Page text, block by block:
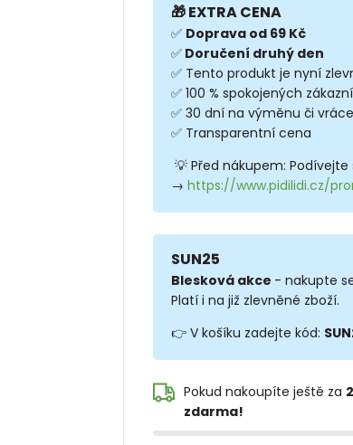
🎁 EXTRA CENA
✅ Doprava od 69 Kč
✅Doručení druhý den
✅ Tento produkt je nyní
✅ 100 % spokojených
✅ 30 dní na výměnu či
✅ Transparentní cena
💡 Před nákupem:
→ https://www.pidilidi.cz/
SUN25
Blesková akce - nakupte
Platí i na již zlevněné zboží.
👉 V košíku zadejte kód:
Pokud nakoupíte ještě za
zdarma!